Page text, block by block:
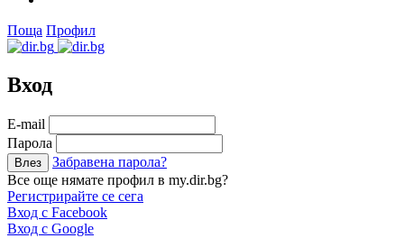
Поща Профил
Вход
Е-mail
Парола
Забравена парола?
Все още нямате профил в my.dir.bg?
Регистрирайте се сега
Вход с Facebook
Вход с Google